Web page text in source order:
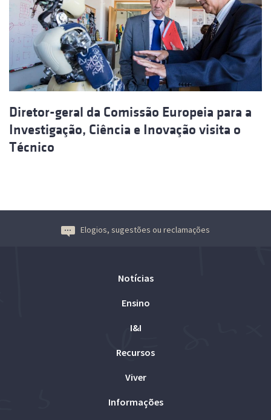
Diretor-geral da Comissão Europeia para a
Investigação, Ciência e Inovação visita o
Técnico
Elogios, sugestões ou reclamações
Notícias
Ensino
I&I
Recursos
Viver
Informações